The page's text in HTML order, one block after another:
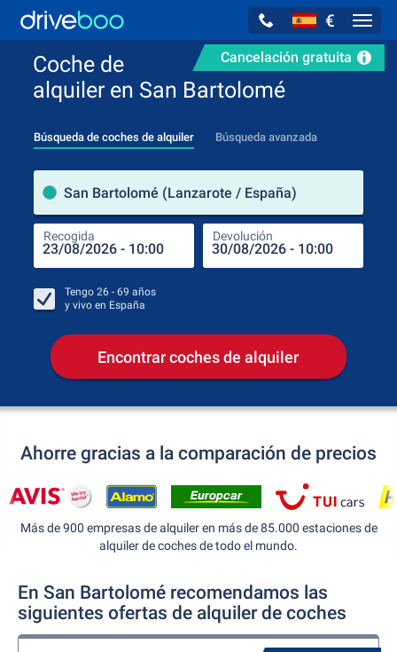
€
Cancelación gratuita
Coche de
alquiler en San Bartolomé
Búsqueda de coches de alquiler Búsqueda avanzada
San Bartolomé (Lanzarote / España)
Recogida Devolución
Tengo 26 - 69 años
y vivo en España
Encontrar coches de alquiler
Ahorre gracias a la comparación de precios
Más de 900 empresas de alquiler en más de 85.000 estaciones de
alquiler de coches de todo el mundo.
En San Bartolomé recomendamos las
siguientes ofertas de alquiler de coches